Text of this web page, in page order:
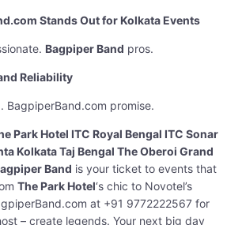
Stands Out for Kolkata Events
Bagpiper Band pros.
Reliability
BagpiperBand.com promise.
Park Hotel ITC Royal Bengal ITC Sonar
Kolkata Taj Bengal The Oberoi Grand
Band is your ticket to events that
The Park Hotel‘s chic to Novotel’s
at +91 9772222567 for
– create legends. Your next big day